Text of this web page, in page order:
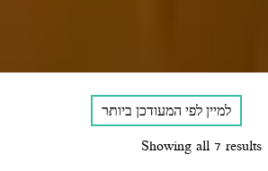
Showing all 7 results